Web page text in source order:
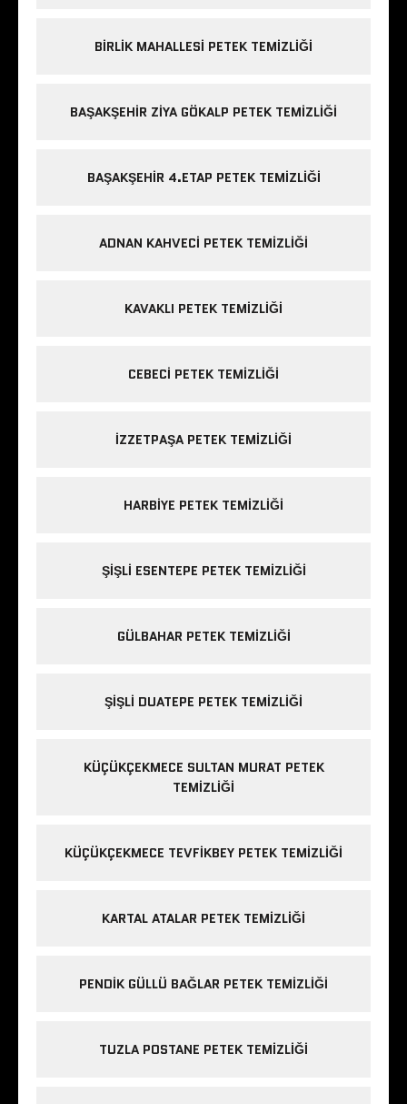
BIRLIK MAHALLESI PETEK TEMIZLIĞI
BAŞAKŞEHIR ZIYA GÖKALP PETEK TEMIZLIĞI
BAŞAKŞEHIR 4.ETAP PETEK TEMIZLIĞI
ADNAN KAHVECI PETEK TEMIZLIĞI
KAVAKLI PETEK TEMIZLIĞI
CEBECI PETEK TEMIZLIĞI
IZZETPAŞA PETEK TEMIZLIĞI
HARBIYE PETEK TEMIZLIĞI
ŞIŞLI ESENTEPE PETEK TEMIZLIĞI
GÜLBAHAR PETEK TEMIZLIĞI
ŞIŞLI DUATEPE PETEK TEMIZLIĞI
KÜÇÜKÇEKMECE SULTAN MURAT PETEK
TEMIZLIĞI
KÜÇÜKÇEKMECE TEVFIKBEY PETEK TEMIZLIĞI
KARTAL ATALAR PETEK TEMIZLIĞI
PENDIK GÜLLÜ BAĞLAR PETEK TEMIZLIĞI
TUZLA POSTANE PETEK TEMIZLIĞI